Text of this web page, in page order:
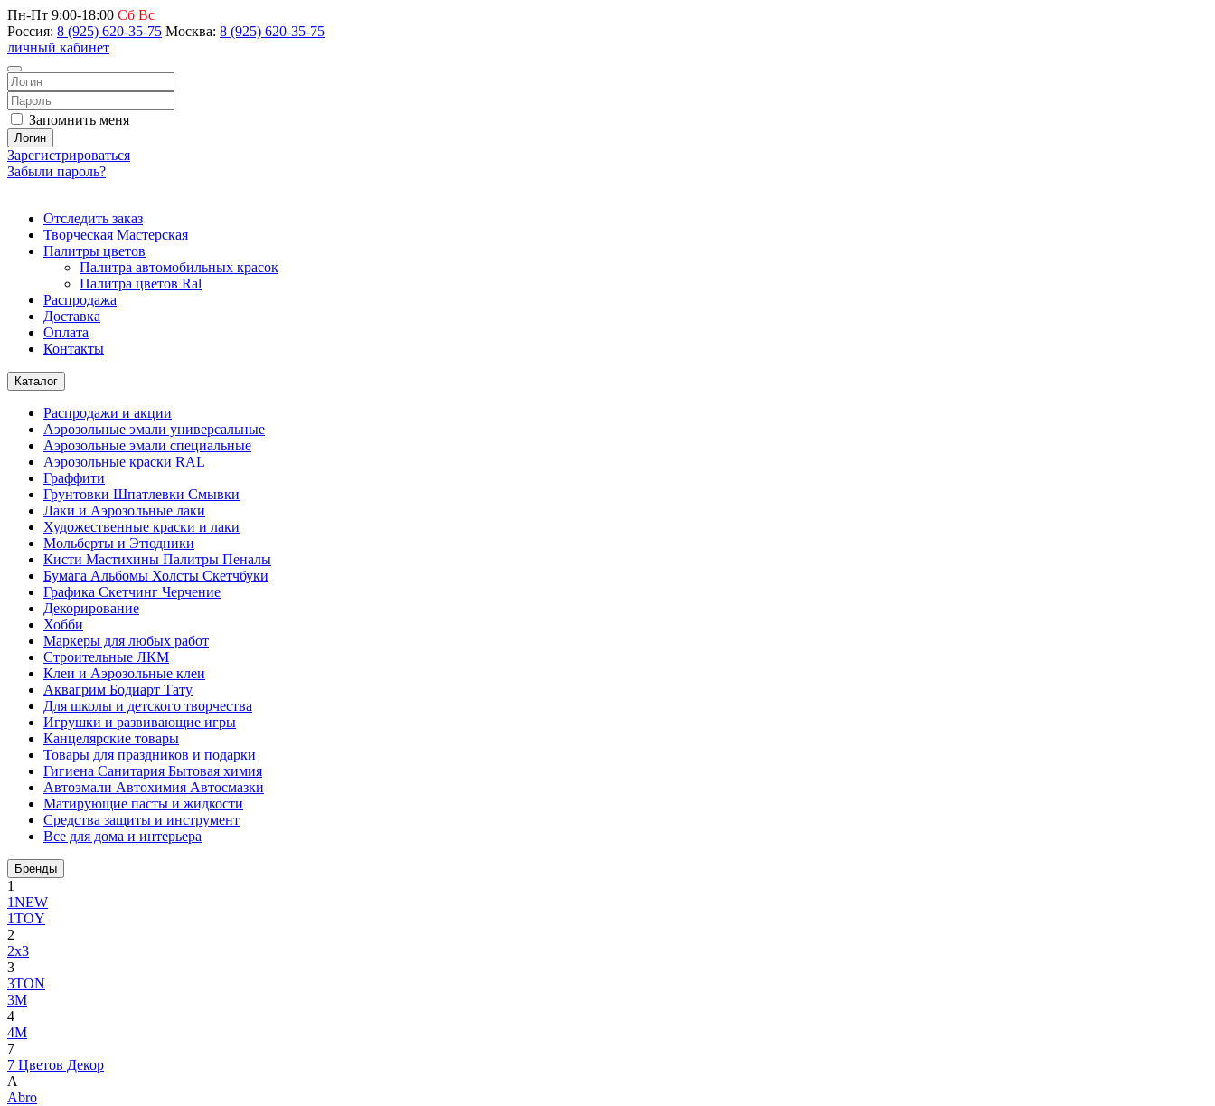
Пн-Пт 9:00-18:00 Сб Вс
Россия: 8 (925) 620-35-75 Москва: 8 (925) 620-35-75
личный кабинет
Запомнить меня
Логин
Зарегистрироваться
Забыли пароль?
Отследить заказ
Творческая Мастерская
Палитры цветов
Палитра автомобильных красок
Палитра цветов Ral
Распродажа
Доставка
Оплата
Контакты
Каталог
Распродажи и акции
Аэрозольные эмали универсальные
Аэрозольные эмали специальные
Аэрозольные краски RAL
Граффити
Грунтовки Шпатлевки Смывки
Лаки и Аэрозольные лаки
Художественные краски и лаки
Мольберты и Этюдники
Кисти Мастихины Палитры Пеналы
Бумага Альбомы Холсты Скетчбуки
Графика Скетчинг Черчение
Декорирование
Хобби
Маркеры для любых работ
Строительные ЛКМ
Клеи и Аэрозольные клеи
Аквагрим Бодиарт Тату
Для школы и детского творчества
Игрушки и развивающие игры
Канцелярские товары
Товары для праздников и подарки
Гигиена Санитария Бытовая химия
Автоэмали Автохимия Автосмазки
Матирующие пасты и жидкости
Средства защиты и инструмент
Все для дома и интерьера
Бренды
1
1NEW
1TOY
2
2x3
3
3TON
3М
4
4M
7
7 Цветов Декор
A
Abro